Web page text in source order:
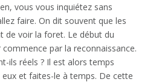
vous vous inquiétez sans
faire. On dit souvent que les
de voir la foret. Le début du
par la reconnaissance.
ils réels ? Il est alors temps
eux et faites-le à temps. De cette